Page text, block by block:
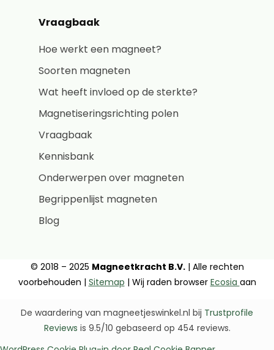
Vraagbaak
Hoe werkt een magneet?
Soorten magneten
Wat heeft invloed op de sterkte?
Magnetiseringsrichting polen
Vraagbaak
Kennisbank
Onderwerpen over magneten
Begrippenlijst magneten
Blog
© 2018 – 2025 Magneetkracht B.V.| Alle rechten
voorbehouden | Sitemap | Wij raden browser Ecosia aan
De waardering van magneetjeswinkel.nl bij Trustprofile
Reviews is 9.5/10 gebaseerd op 454 reviews.